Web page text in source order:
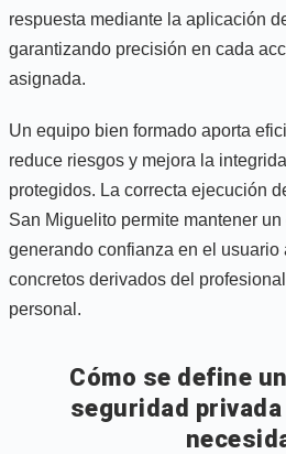
respuesta mediante la aplicación
garantizando precisión en cada
asignada.
Un equipo bien formado aporta
reduce riesgos y mejora la
protegidos. La correcta ejecución
San Miguelito permite mantener
generando confianza en el usuario
concretos derivados del
personal.
Cómo se define
seguridad